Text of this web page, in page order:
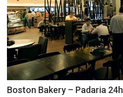
Boston Bakery – Padaria 24h